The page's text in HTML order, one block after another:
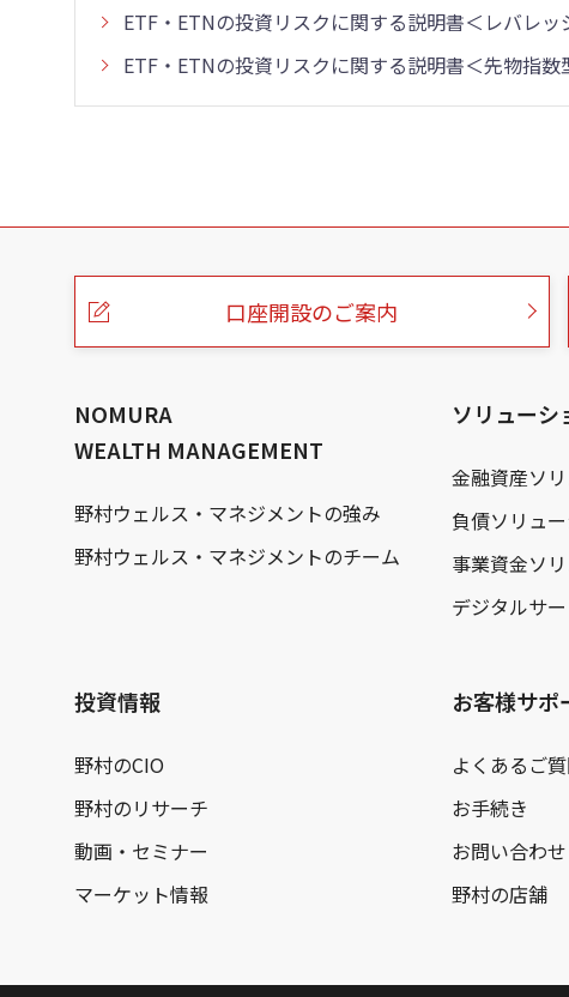
ETF・ETNの投資リスクに関する説明書＜レバレ
ETF・ETNの投資リスクに関する説明書＜先物指
こ
口座開設のご案内
NOMURA
WEALTH MANAGEMENT
野村ウェルス・マネジメントの強み
野村ウェルス・マネジメントのチーム
ソリューシ
金融資産ソ
負債ソリュ
事業資金ソ
デジタルサ
投資情報
野村のCIO
野村のリサーチ
動画・セミナー
マーケット情報
お客様サポ
よくあるご
お手続き
お問い合わせ
野村の店舗